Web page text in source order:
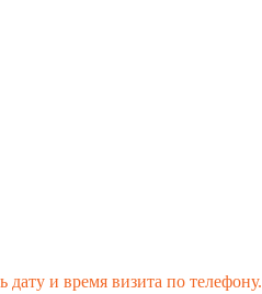
и время визита по телефону.